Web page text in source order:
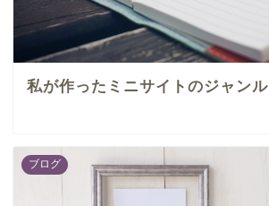
私が作ったミニサイトのジャンル
ブログ